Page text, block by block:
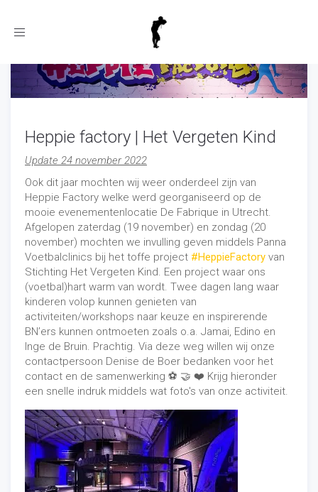
Toggle
Heppie factory | Het Vergeten Kind
Update 24 november 2022
Ook dit jaar mochten wij weer onderdeel zijn van
Heppie Factory welke werd georganiseerd op de
mooie evenementenlocatie De Fabrique in Utrecht.
Afgelopen zaterdag (19 november) en zondag (20
november) mochten we invulling geven middels Panna
Voetbalclinics bij het toffe project #HeppieFactory van
Stichting Het Vergeten Kind. Een project waar ons
(voetbal)hart warm van wordt. Twee dagen lang waar
kinderen volop kunnen genieten van
activiteiten/workshops naar keuze en inspirerende
BN’ers kunnen ontmoeten zoals o.a. Jamai, Edino en
Inge de Bruin. Prachtig. Via deze weg willen wij onze
contactpersoon Denise de Boer bedanken voor het
contact en de samenwerking ⚽️ 🤝 ❤️ Krijg hieronder
een snelle indruk middels wat foto's van onze activiteit.